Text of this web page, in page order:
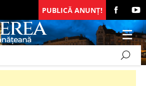
PUBLICĂ ANUNȚ!